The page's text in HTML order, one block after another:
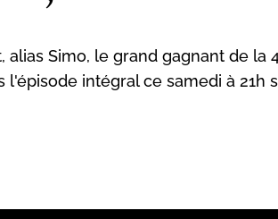
alias Simo, le grand gagnant de
l'épisode intégral ce samedi à 21h